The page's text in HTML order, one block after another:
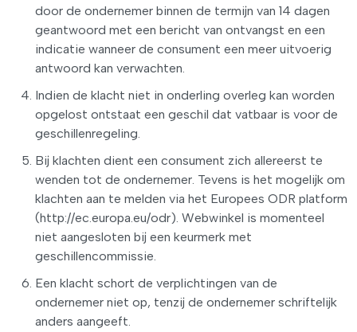
door de ondernemer binnen de termijn van 14 dagen
geantwoord met een bericht van ontvangst en een
indicatie wanneer de consument een meer uitvoerig
antwoord kan verwachten.
Indien de klacht niet in onderling overleg kan worden
opgelost ontstaat een geschil dat vatbaar is voor de
geschillenregeling.
Bij klachten dient een consument zich allereerst te
wenden tot de ondernemer. Tevens is het mogelijk om
klachten aan te melden via het Europees ODR platform
(http://ec.europa.eu/odr). Webwinkel is momenteel
niet aangesloten bij een keurmerk met
geschillencommissie.
Een klacht schort de verplichtingen van de
ondernemer niet op, tenzij de ondernemer schriftelijk
anders aangeeft.